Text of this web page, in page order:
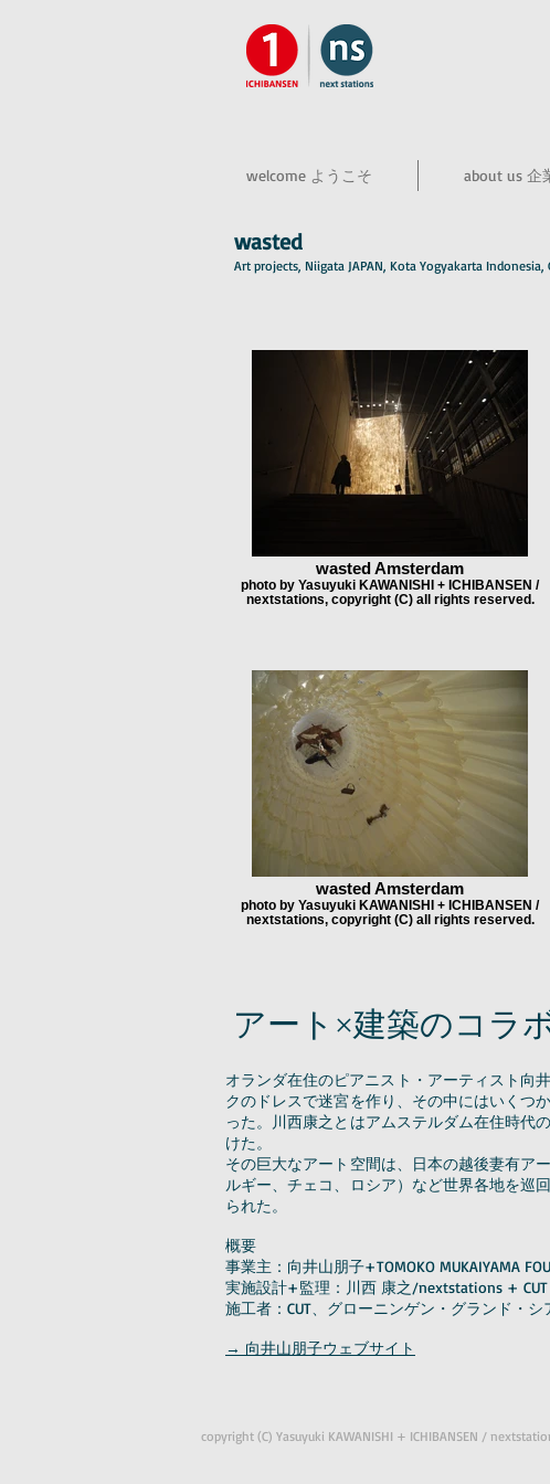
welcome ようこそ about us 企
wasted
Art projects, Niigata JAPAN, Kota Yogyakarta
wasted Amsterdam
photo by Yasuyuki KAWANISHI + ICHIBANSEN /
nextstations, copyright (C) all rights reserved.
wasted Amsterdam
photo by Yasuyuki KAWANISHI + ICHIBANSEN /
nextstations, copyright (C) all rights reserved.
アート×建築のコラ
オランダ在住のピアニスト・アーティスト向
クのドレスで迷宮を作り、その中にはいくつ
った。川西康之とはアムステルダム在住時代
けた。
その巨大なアート空間は、日本の越後妻有ア
ルギー、チェコ、ロシア）など世界各地を巡
られた。
概要
事業主：向井山朋子+TOMOKO MUKAIYAMA
実施設計+監理：川西 康之/nextstations +
施工者：CUT、グローニンゲン・グランド・シ
→ 向井山朋子ウェブサイト
copyright (C) Yasuyuki KAWANISHI + ICHIBANSEN /